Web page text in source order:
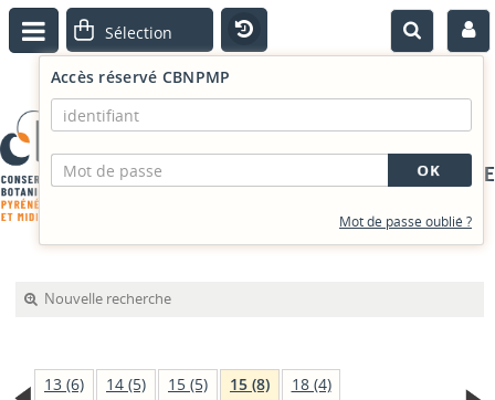
PORTAIL DOCUMENTAIRE
Accès réservé CBNPMP
Mot de passe oublié ?
Nouvelle recherche
13 (6)
14 (5)
15 (5)
15 (8)
18 (4)